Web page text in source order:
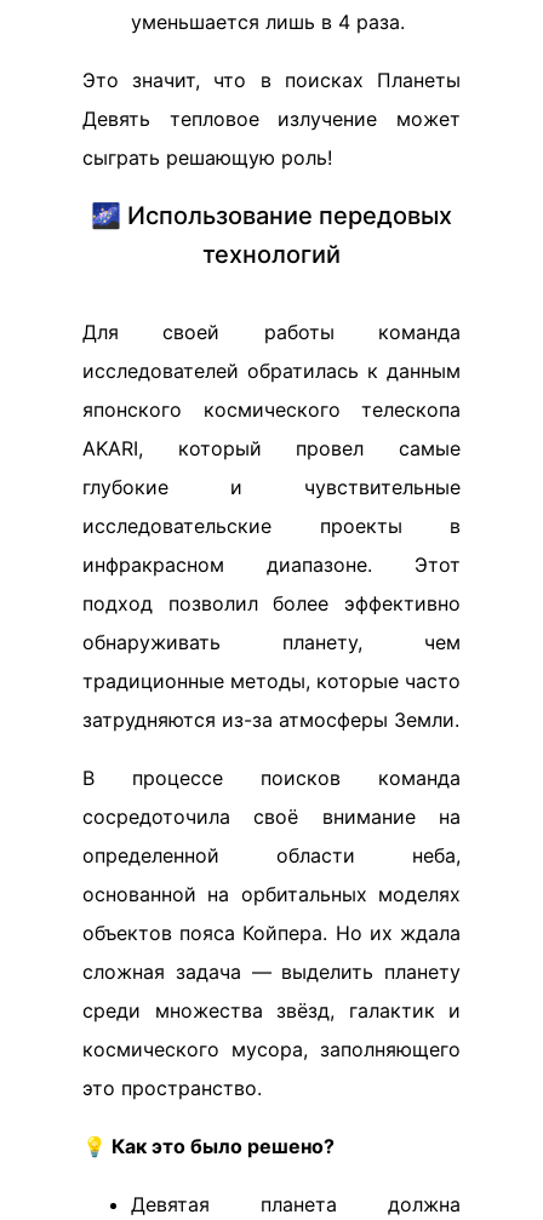
уменьшается лишь в 4 раза.
Это значит, что в поисках Планеты
Девять тепловое излучение может
сыграть решающую роль!
🌌 Использование передовых
технологий
Для своей работы команда
исследователей обратилась к данным
японского космического телескопа
AKARI, который провел самые
глубокие и чувствительные
исследовательские проекты в
инфракрасном диапазоне. Этот
подход позволил более эффективно
обнаруживать планету, чем
традиционные методы, которые часто
затрудняются из-за атмосферы Земли.
В процессе поисков команда
сосредоточила своё внимание на
определенной области неба,
основанной на орбитальных моделях
объектов пояса Койпера. Но их ждала
сложная задача — выделить планету
среди множества звёзд, галактик и
космического мусора, заполняющего
это пространство.
💡 Как это было решено?
Девятая планета должна